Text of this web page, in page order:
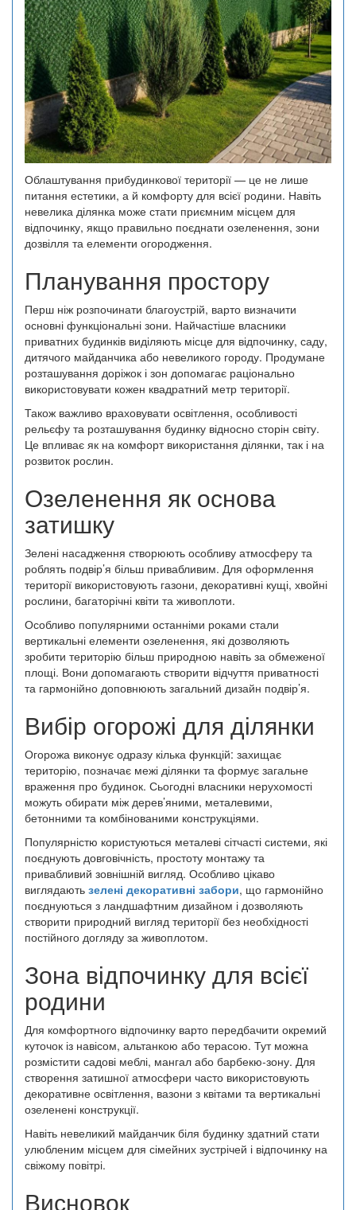
Облаштування прибудинкової території — це не лише
питання естетики, а й комфорту для всієї родини. Навіть
невелика ділянка може стати приємним місцем для
відпочинку, якщо правильно поєднати озеленення, зони
дозвілля та елементи огородження.
Планування простору
Перш ніж розпочинати благоустрій, варто визначити
основні функціональні зони. Найчастіше власники
приватних будинків виділяють місце для відпочинку, саду,
дитячого майданчика або невеликого городу. Продумане
розташування доріжок і зон допомагає раціонально
використовувати кожен квадратний метр території.
Також важливо враховувати освітлення, особливості
рельєфу та розташування будинку відносно сторін світу.
Це впливає як на комфорт використання ділянки, так і на
розвиток рослин.
Озеленення як основа
затишку
Зелені насадження створюють особливу атмосферу та
роблять подвір’я більш привабливим. Для оформлення
території використовують газони, декоративні кущі, хвойні
рослини, багаторічні квіти та живоплоти.
Особливо популярними останніми роками стали
вертикальні елементи озеленення, які дозволяють
зробити територію більш природною навіть за обмеженої
площі. Вони допомагають створити відчуття приватності
та гармонійно доповнюють загальний дизайн подвір’я.
Вибір огорожі для ділянки
Огорожа виконує одразу кілька функцій: захищає
територію, позначає межі ділянки та формує загальне
враження про будинок. Сьогодні власники нерухомості
можуть обирати між дерев’яними, металевими,
бетонними та комбінованими конструкціями.
Популярністю користуються металеві сітчасті системи, які
поєднують довговічність, простоту монтажу та
привабливий зовнішній вигляд. Особливо цікаво
виглядають зелені декоративні забори, що гармонійно
поєднуються з ландшафтним дизайном і дозволяють
створити природний вигляд території без необхідності
постійного догляду за живоплотом.
Зона відпочинку для всієї
родини
Для комфортного відпочинку варто передбачити окремий
куточок із навісом, альтанкою або терасою. Тут можна
розмістити садові меблі, мангал або барбекю-зону. Для
створення затишної атмосфери часто використовують
декоративне освітлення, вазони з квітами та вертикальні
озеленені конструкції.
Навіть невеликий майданчик біля будинку здатний стати
улюбленим місцем для сімейних зустрічей і відпочинку на
свіжому повітрі.
Висновок